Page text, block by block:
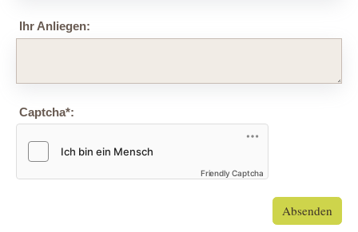
Ihr Anliegen:
Captcha*:
Friendly Captcha
Absenden